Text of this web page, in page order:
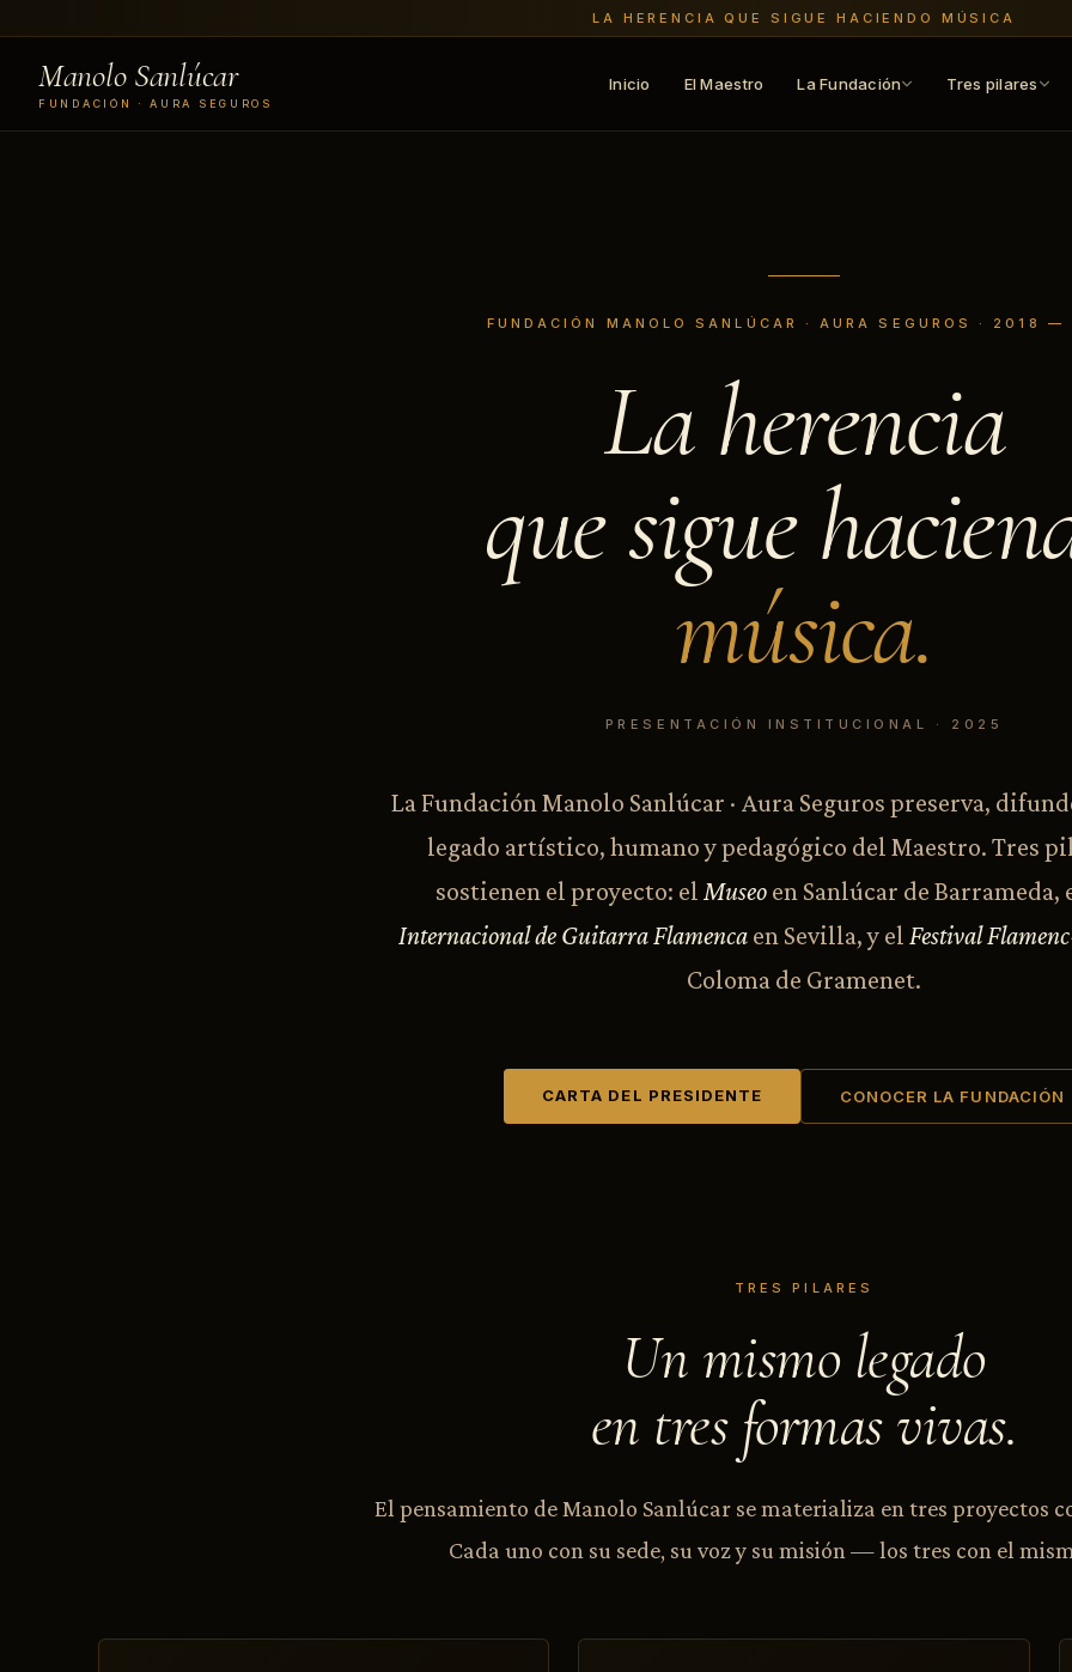
LA HERENCIA QUE SIGUE HACIENDO MÚSICA
Manolo Sanlúcar
FUNDACIÓN · AURA SEGUROS
Inicio El Maestro La Fundación Tres pilares
FUNDACIÓN MANOLO SANLÚCAR · AURA SEGUROS · 2018 —
La herencia
que sigue
música.
PRESENTACIÓN INSTITUCIONAL · 2025
La Fundación Manolo Sanlúcar · Aura Seguros preserva,
legado artístico, humano y pedagógico del Maestro. Tres
sostienen el proyecto: el Museo en Sanlúcar de Barrameda,
Internacional de Guitarra Flamenca en Sevilla, y el Festival
Coloma de Gramenet.
CARTA DEL PRESIDENTE CONOCER LA FUNDACIÓN
TRES PILARES
Un mismo legado
en tres formas vivas.
El pensamiento de Manolo Sanlúcar se materializa en tres proyectos
Cada uno con su sede, su voz y su misión — los tres con el